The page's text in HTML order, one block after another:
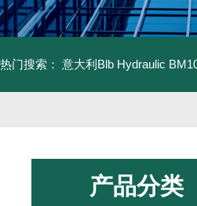
热门搜索： 意大利Blb Hydraulic
产品分类